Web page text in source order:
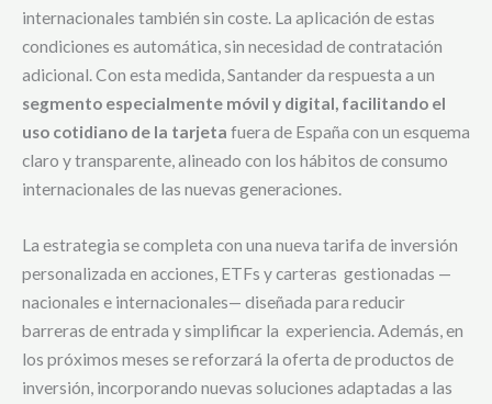
internacionales también sin coste. La aplicación de estas
condiciones es automática, sin necesidad de contratación
adicional. Con esta medida, Santander da respuesta a un
segmento especialmente móvil y digital, facilitando el
uso cotidiano de la tarjeta fuera de España con un esquema
claro y transparente, alineado con los hábitos de consumo
internacionales de las nuevas generaciones.
La estrategia se completa con una nueva tarifa de inversión
personalizada en acciones, ETFs y carteras gestionadas —
nacionales e internacionales— diseñada para reducir
barreras de entrada y simplificar la experiencia. Además, en
los próximos meses se reforzará la oferta de productos de
inversión, incorporando nuevas soluciones adaptadas a las